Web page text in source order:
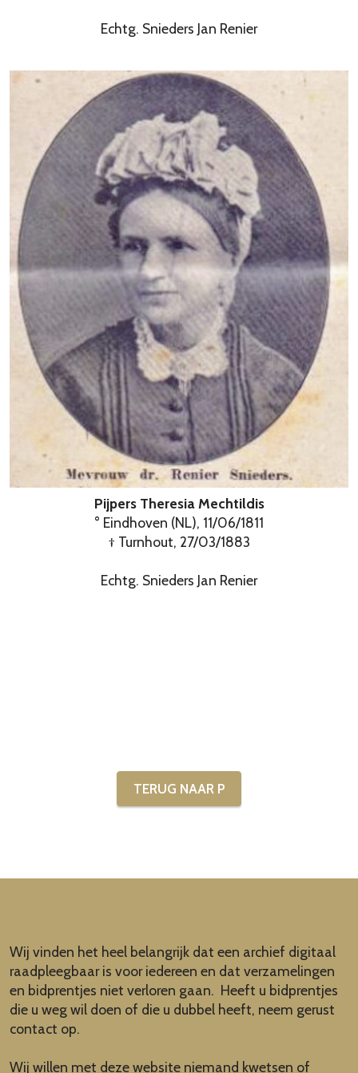
Echtg. Snieders Jan Renier
Pijpers Theresia Mechtildis
° Eindhoven (NL), 11/06/1811
† Turnhout, 27/03/1883
Echtg. Snieders Jan Renier
TERUG NAAR P
Wij vinden het heel belangrijk dat een archief digitaal
raadpleegbaar is voor iedereen en dat verzamelingen
en bidprentjes niet verloren gaan. Heeft u bidprentjes
die u weg wil doen of die u dubbel heeft, neem gerust
contact op.
Wij willen met deze website niemand kwetsen of